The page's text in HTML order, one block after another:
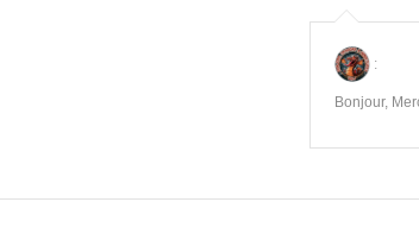
:
Bonjour,